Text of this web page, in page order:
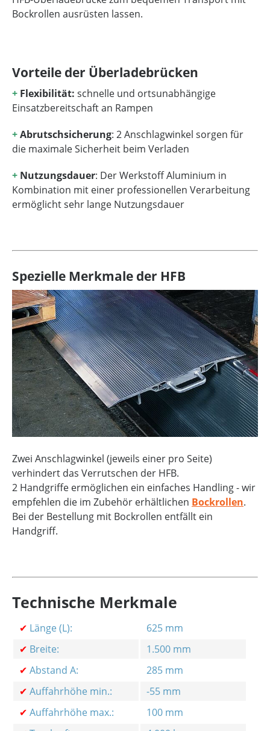
Bockrollen ausrüsten lassen.
Vorteile der Überladebrücken
+ Flexibilität: schnelle und ortsunabhängige
Einsatzbereitschaft an Rampen
+Abrutschsicherung: 2 Anschlagwinkel sorgen für
die maximale Sicherheit beim Verladen
+ Nutzungsdauer: Der Werkstoff Aluminium in
Kombination mit einer professionellen Verarbeitung
ermöglicht sehr lange Nutzungsdauer
Spezielle Merkmale der HFB
Zwei Anschlagwinkel (jeweils einer pro Seite)
verhindert das Verrutschen der HFB.
2 Handgriffe ermöglichen ein einfaches Handling - wir
empfehlen die im Zubehör erhältlichen Bockrollen.
Bei der Bestellung mit Bockrollen entfällt ein
Handgriff.
Technische Merkmale
✔ Länge (L):
625 mm
✔ Breite:
1.500 mm
✔ Abstand A:
285 mm
✔ Auffahrhöhe min.:
-55 mm
✔ Auffahrhöhe max.:
100 mm